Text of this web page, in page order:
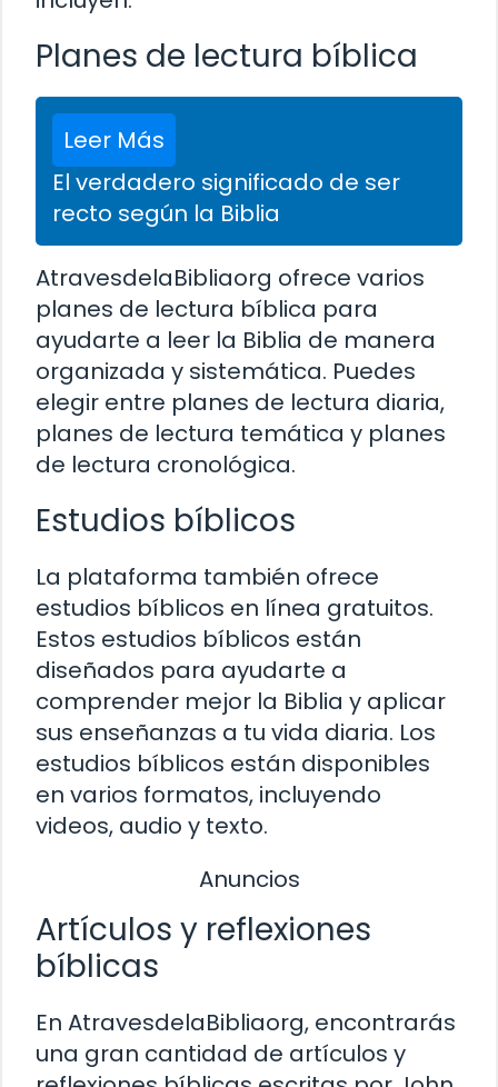
Planes de lectura bíblica
Leer Más
El verdadero significado de ser
recto según la Biblia
AtravesdelaBibliaorg ofrece varios
planes de lectura bíblica para
ayudarte a leer la Biblia de manera
organizada y sistemática. Puedes
elegir entre planes de lectura diaria,
planes de lectura temática y planes
de lectura cronológica.
Estudios bíblicos
La plataforma también ofrece
estudios bíblicos en línea gratuitos.
Estos estudios bíblicos están
diseñados para ayudarte a
comprender mejor la Biblia y aplicar
sus enseñanzas a tu vida diaria. Los
estudios bíblicos están disponibles
en varios formatos, incluyendo
videos, audio y texto.
Anuncios
Artículos y reflexiones
bíblicas
En AtravesdelaBibliaorg, encontrarás
una gran cantidad de artículos y